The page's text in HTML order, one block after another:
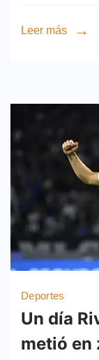
Leer más
Deportes
Un día
metió en